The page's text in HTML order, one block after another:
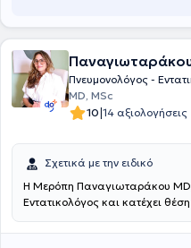
Πνευμονολόγος -
MD, MSc
10|14 αξιολογήσεις
Σχετικά με την ειδικό
Η Μερόπη Παναγιωταράκου MD,
Εντατικολόγος και κατέχει
Είναι πτυχιούχος της Ιατρικής